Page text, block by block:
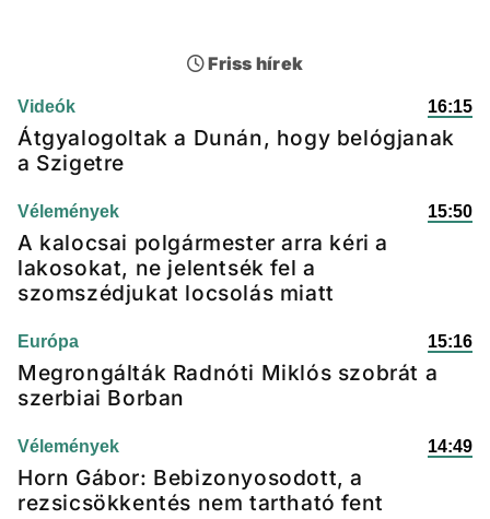
Friss hírek
Videók 16:15
Átgyalogoltak a Dunán, hogy belógjanak
a Szigetre
Vélemények 15:50
A kalocsai polgármester arra kéri a
lakosokat, ne jelentsék fel a
szomszédjukat locsolás miatt
Európa 15:16
Megrongálták Radnóti Miklós szobrát a
szerbiai Borban
Vélemények 14:49
Horn Gábor: Bebizonyosodott, a
rezsicsökkentés nem tartható fent